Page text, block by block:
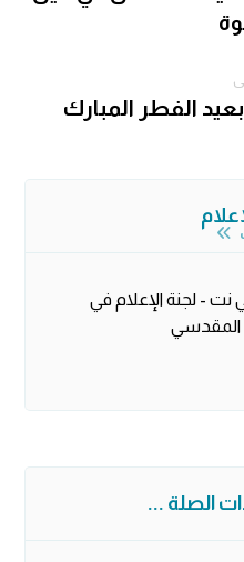
الفطر المبارك
- لجنة الإعلام في
الصلة ...